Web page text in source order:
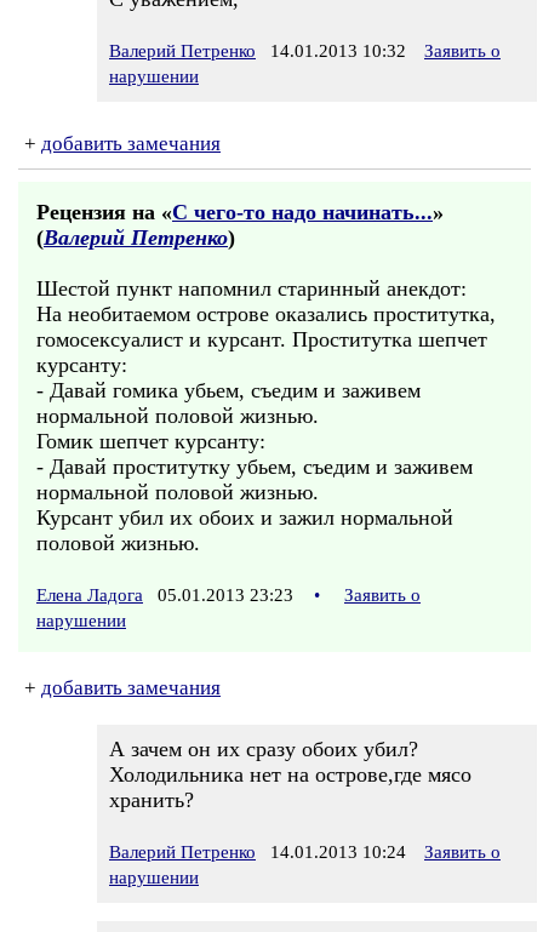
Валерий Петренко 14.01.2013 10:32
Заявить о
нарушении
+ добавить замечания
Рецензия на «С чего-то надо начинать...»
(Валерий Петренко)
Шестой пункт напомнил старинный анекдот:
На необитаемом острове оказались проститутка,
гомосексуалист и курсант. Проститутка шепчет
курсанту:
- Давай гомика убьем, съедим и заживем
нормальной половой жизнью.
Гомик шепчет курсанту:
- Давай проститутку убьем, съедим и заживем
нормальной половой жизнью.
Курсант убил их обоих и зажил нормальной
половой жизнью.
Елена Ладога 05.01.2013 23:23 •
Заявить о
нарушении
+ добавить замечания
А зачем он их сразу обоих убил?
Холодильника нет на острове,где мясо
хранить?
Валерий Петренко 14.01.2013 10:24
Заявить о
нарушении